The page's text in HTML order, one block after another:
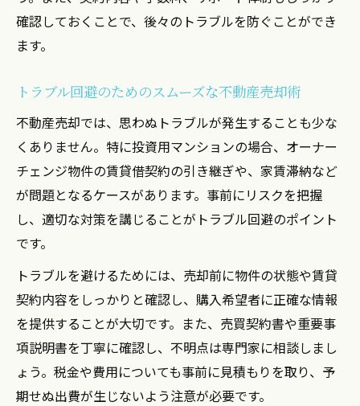
確認しておくことで、後々のトラブルを防ぐことができ
ます。
トラブル回避のためのスムーズな不動産売却術
不動産売却では、思わぬトラブルが発生することも少な
くありません。特に投資用マンションの場合、オーナー
チェンジ物件の賃貸借契約の引き継ぎや、家賃滞納など
が問題となるケースがあります。事前にリスクを把握
し、適切な対策を講じることがトラブル回避のポイント
です。
トラブルを避けるためには、売却前に物件の状態や賃貸
契約内容をしっかりと確認し、購入希望者に正確な情報
を提供することが大切です。また、売買契約書や重要事
項説明書を丁寧に確認し、不明点は専門家に相談しまし
ょう。税金や費用についても事前に見積もりを取り、予
期せぬ出費が生じないよう注意が必要です。